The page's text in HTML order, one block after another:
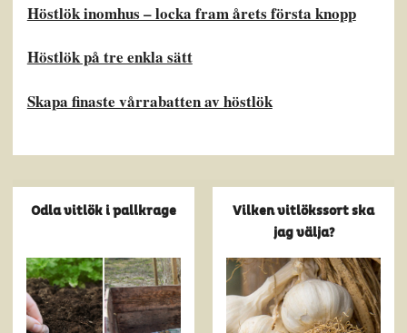
Höstlök inomhus – locka fram årets första knopp
Höstlök på tre enkla sätt
Skapa finaste vårrabatten av höstlök
Odla vitlök i pallkrage
Vilken vitlökssort ska
jag välja?